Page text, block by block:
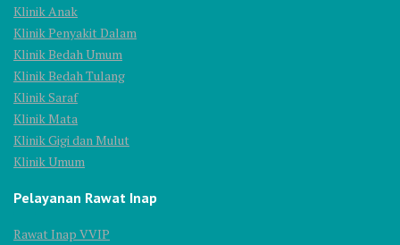
Klinik Anak
Klinik Penyakit Dalam
Klinik Bedah Umum
Klinik Bedah Tulang
Klinik Saraf
Klinik Mata
Klinik Gigi dan Mulut
Klinik Umum
Pelayanan Rawat Inap
Rawat Inap VVIP